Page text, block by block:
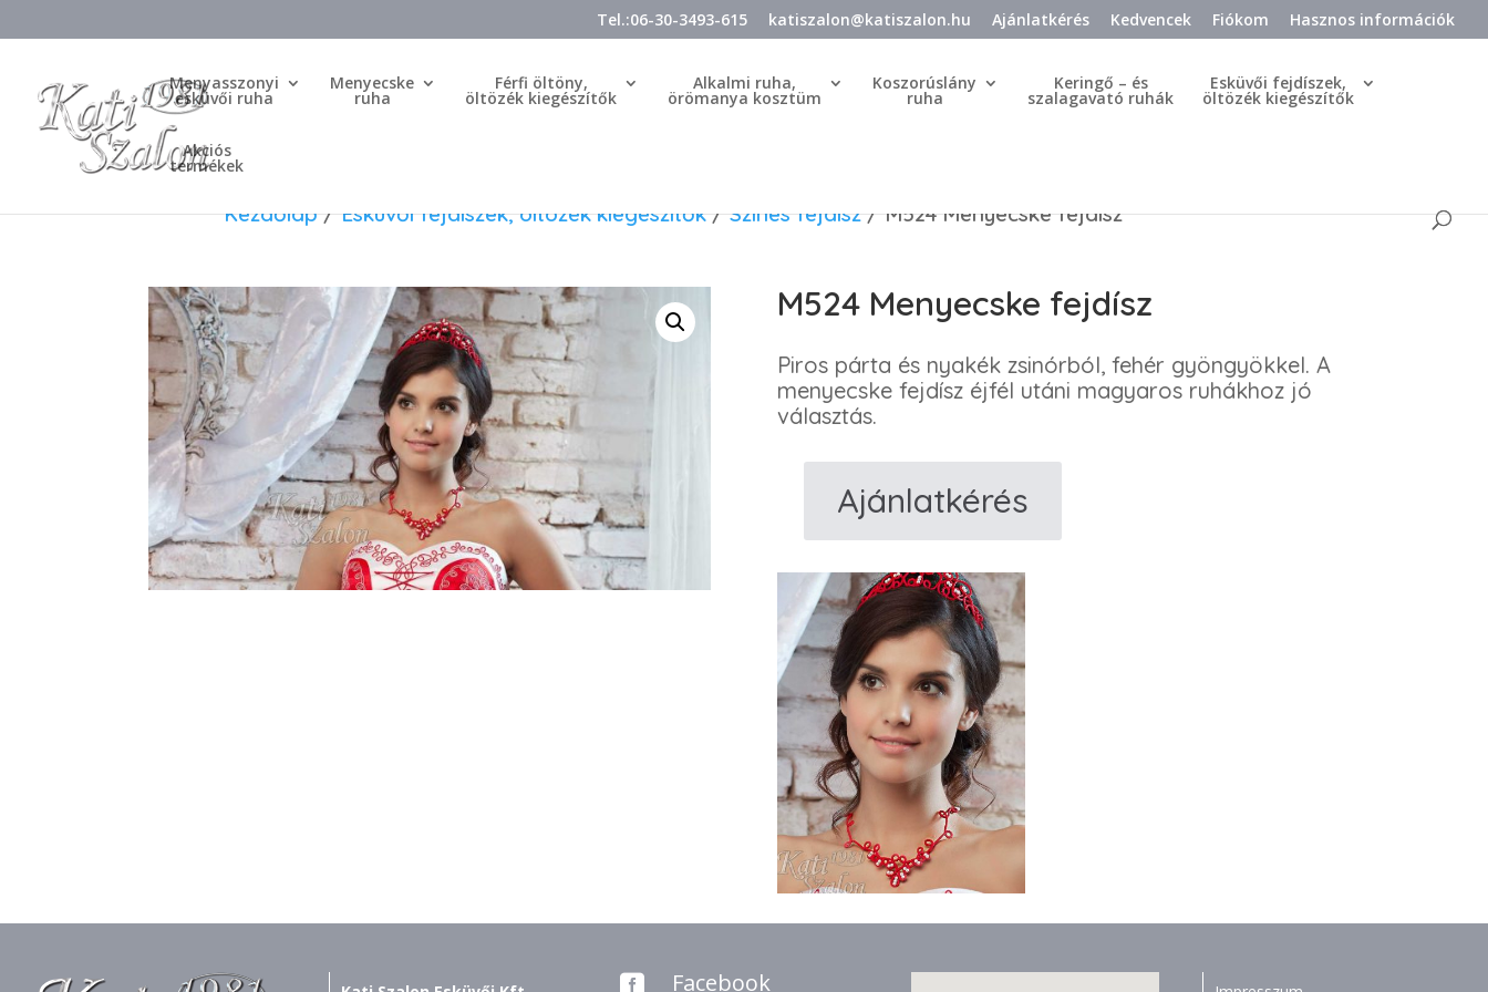
Tel.:06-30-3493-615 katiszalon@katiszalon.hu Ajánlatkérés Kedvencek Fiókom Hasznos információk
Menyasszonyi
esküvői ruha
Menyecske
ruha
Férfi öltöny,
öltözék kiegészítők
Alkalmi ruha,
örömanya kosztüm
Koszorúslány
ruha
Keringő – és
szalagavató ruhák
Esküvői fejdíszek,
öltözék kiegészítők
Akciós
termékek
Kezdőlap/Esküvői fejdíszek, öltözék kiegészítők/Színes fejdísz/ M524 Menyecske fejdísz
M524 Menyecske fejdísz
Piros párta és nyakék zsinórból, fehér gyöngyökkel. A
menyecske fejdísz éjfél utáni magyaros ruhákhoz jó
választás.
Menyecske
mennyiség
Ajánlatkérés
 Facebook